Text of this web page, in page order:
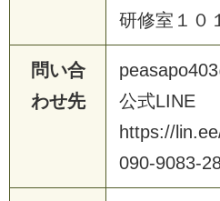
研修室１０
問い合
わせ先
公式LINE
https://
090-9083-